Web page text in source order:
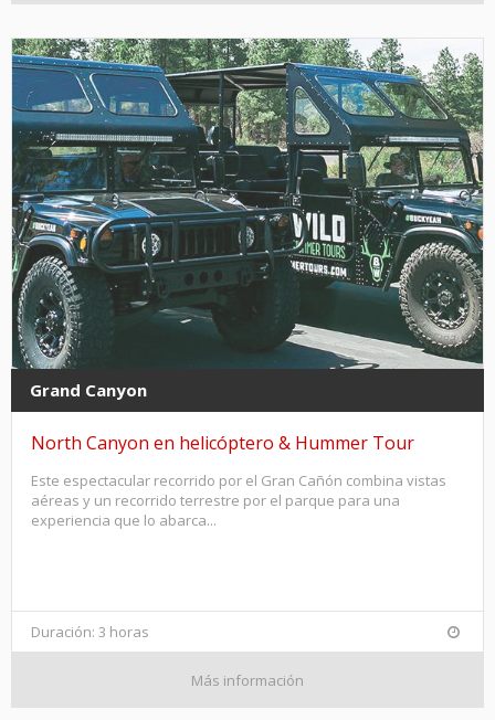
Grand Canyon
North Canyon en helicóptero & Hummer Tour
Este espectacular recorrido por el Gran Cañón combina vistas
aéreas y un recorrido terrestre por el parque para una
experiencia que lo abarca...
Duración: 3 horas
Más información